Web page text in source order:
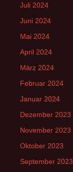
Juli 2024
Juni 2024
Mai 2024
April 2024
März 2024
Februar 2024
Januar 2024
Dezember 2023
November 2023
Oktober 2023
September 2023